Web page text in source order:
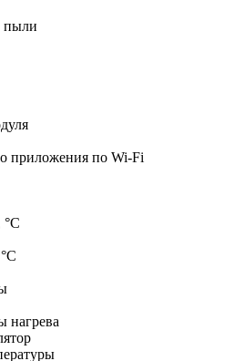
пыли
приложения по Wi-Fi
°С
нагрева